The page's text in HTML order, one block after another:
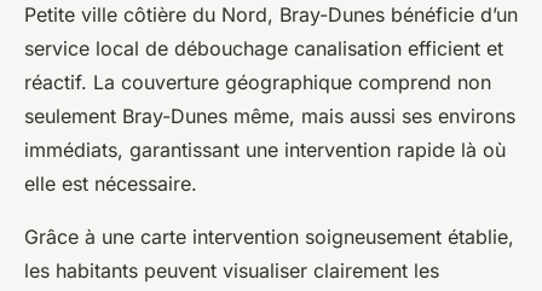
Petite ville côtière du Nord, Bray-Dunes bénéficie d’un
service local de débouchage canalisation efficient et
réactif. La couverture géographique comprend non
seulement Bray-Dunes même, mais aussi ses environs
immédiats, garantissant une intervention rapide là où
elle est nécessaire.
Grâce à une carte intervention soigneusement établie,
les habitants peuvent visualiser clairement les